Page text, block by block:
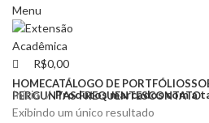
Menu
R$0,00
HOMECATÁLOGO DE PORTFÓLIOS
PERGUNTAS FREQUENTESCONTATO
Início
Produtos marcados com a
Exibindo um único resultado